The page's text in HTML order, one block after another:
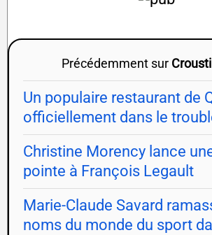
Précédemment sur
Un populaire restaurant de
officiellement dans le
Christine Morency lance
pointe à François Legault
Marie-Claude Savard
noms du monde du sport